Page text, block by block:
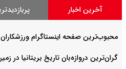
آخرین اخبار
محبوب‌ترین صفحه اینستاگرام
گران‌ترین دروازه‌بان تاریخ بریتانیا در